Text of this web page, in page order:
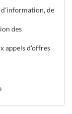
d'information, de
des
appels d'offres